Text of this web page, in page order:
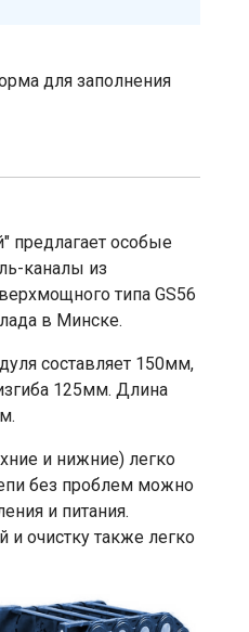
для заполнения
предлагает особые
каналы из
типа GS56
в Минске.
составляет 150мм,
125мм. Длина
и нижние) легко
без проблем можно
и питания.
очистку также легко